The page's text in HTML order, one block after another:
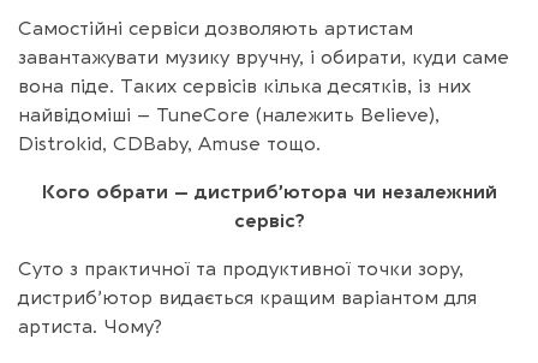
Самостійні сервіси дозволяють артистам
завантажувати музику вручну, і обирати, куди саме
вона піде. Таких сервісів кілька десятків, із них
найвідоміші – TuneCore (належить Believe),
Distrokid, CDBaby, Amuse тощо.
Кого обрати – дистриб’ютора чи незалежний
сервіс?
Суто з практичної та продуктивної точки зору,
дистриб’ютор видається кращим варіантом для
артиста. Чому?